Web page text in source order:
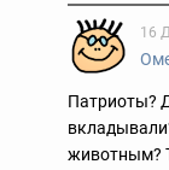
16
Патриоты?
животным?